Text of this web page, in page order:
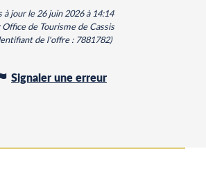
à jour le 26 juin 2026 à 14:14
Office de Tourisme de Cassis
de l'offre :7881782)
Signaler une erreur